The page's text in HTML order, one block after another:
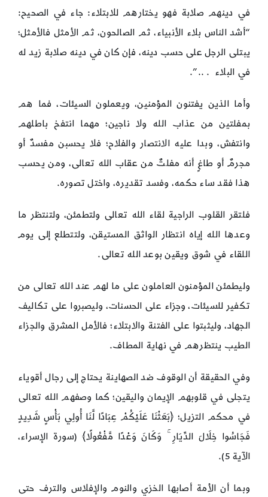
في دينهم صلابة فهو يختارهم للابتلاء: جاء في الصحيح:
“أشد الناس بلاء الأنبياء، ثم الصالحون، ثم الأمثل فالأمثل؛
يبتلى الرجل على حسب دينه، فإن كان في دينه صلابة زيد له
في البلاء . ..”.
وأما الذين يفتنون المؤمنين، ويعملون السيئات، فما هم
بمفلتين من عذاب الله ولا ناجين؛ مهما انتفخ باطلهم
وانتفش، وبدا عليه الانتصار والفلاح؛ فلا يحسبن مفسدٌ أو
مجرمٌ أو طاغٍ أنه مفلتٌ من عقاب الله تعالى، ومن يحسب
هذا فقد ساء حكمه، وفسد تقديره، واختل تصوره.
فلتقر القلوب الراجية لقاء الله تعالى ولتطمئن، ولتنتظر ما
وعدها الله إياه انتظار الواثق المستيقن، ولتتطلع إلى يوم
اللقاء في شوق ويقين بوعد الله تعالى.
وليطمئن المؤمنون العاملون على ما لهم عند الله تعالى من
تكفير للسيئات، وجزاء على الحسنات، وليصبروا على تكاليف
الجهاد، وليثبتوا على الفتنة والابتلاء؛ فالأمل المشرق والجزاء
الطيب ينتظرهم في نهاية المطاف.
وفي الحقيقة أن الوقوف ضد الصهاينة يحتاج إلى رجال أقوياء
يتجلى في قلوبهم الإيمان واليقين؛ كما وصفهم الله تعالى
في محكم التزيل؛ ﴿بَعَثْنَا عَلَيْكُمْ عِبَادًا لَّنَا أُولِي بَأْسٍ شَدِيدٍ
فَجَاسُوا خِلَالَ الدِّيَارِ ۚ وَكَانَ وَعْدًا مَّفْعُولًا﴾ (سورة الإسراء،
الآية 5).
وبما أن الأمة أصابها الخزي والنوم والإفلاس والترف حتى